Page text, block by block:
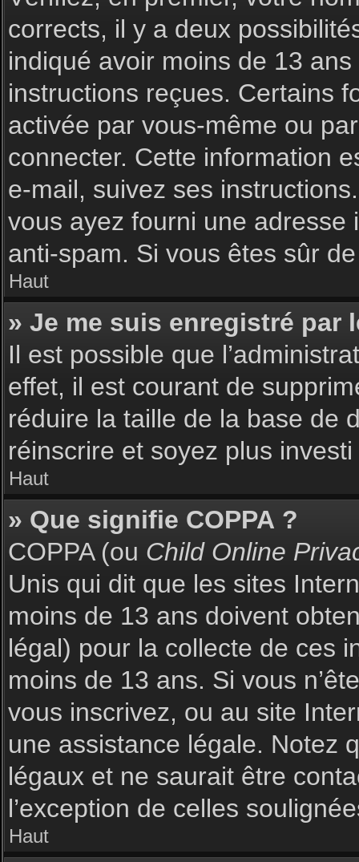
corrects, il y a deux
indiqué avoir moins de 13
instructions reçues. Certains
activée par vous-même ou
connecter. Cette information
e-mail, suivez ses
vous ayez fourni une adresse
anti-spam. Si vous êtes sûr
Haut
» Je me suis enregistré par
Il est possible que
effet, il est courant de
réduire la taille de la base de
réinscrire et soyez plus
Haut
» Que signifie COPPA ?
COPPA (ou Child Online
Unis qui dit que les sites
moins de 13 ans doivent
légal) pour la collecte de ces
moins de 13 ans. Si vous
vous inscrivez, ou au site
une assistance légale. Notez
légaux et ne saurait être
l’exception de celles
Haut